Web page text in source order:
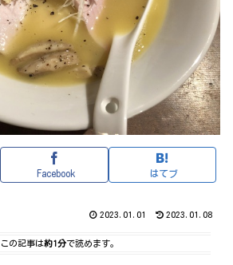
Facebook はてブ
2023.01.01 2023.01.08
この記事は約1分で読めます。